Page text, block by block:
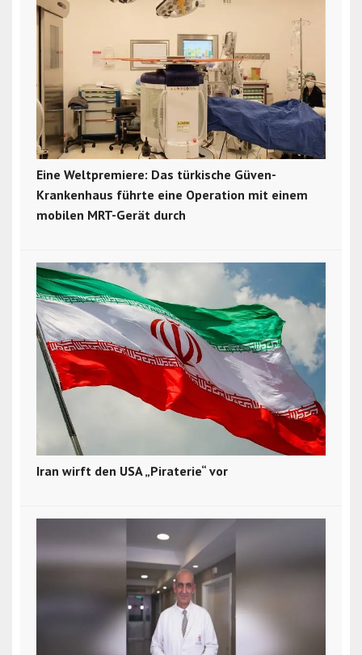
Eine Weltpremiere: Das türkische Güven-
Krankenhaus führte eine Operation mit einem
mobilen MRT-Gerät durch
Iran wirft den USA „Piraterie“ vor